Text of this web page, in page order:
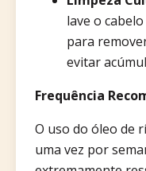
lave o
para
evitar
Frequência
O uso do óleo de
uma vez por